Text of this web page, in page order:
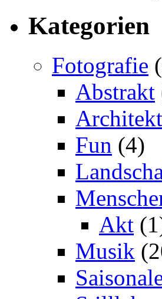
Kategorien
Fotografie
Abstrakt
Fun (4)
Akt
Musik